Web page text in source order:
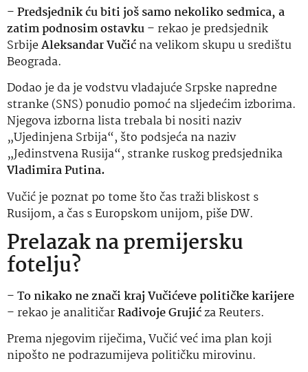
–Predsjednik ću biti još samo nekoliko sedmica, a
zatim podnosim ostavku– rekao je predsjednik
SrbijeAleksandar Vučićna velikom skupu u središtu
Beograda.
Dodao je da je vodstvu vladajuće Srpske napredne
stranke (SNS) ponudio pomoć na sljedećim izborima.
Njegova izborna lista trebala bi nositi naziv
„Ujedinjena Srbija“, što podsjeća na naziv
„Jedinstvena Rusija“, stranke ruskog predsjednika
Vladimira Putina.
Vučić je poznat po tome što čas traži bliskost s
Rusijom, a čas s Europskom unijom, piše DW.
Prelazak na premijersku
fotelju?
–To nikako ne znači kraj Vučićeve političke karijere
– rekao je analitičarRadivoje Grujićza Reuters.
Prema njegovim riječima, Vučić već ima plan koji
nipošto ne podrazumijeva političku mirovinu.